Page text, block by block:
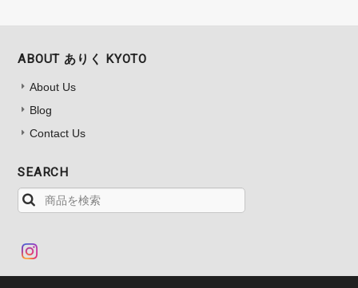
ABOUT ありく KYOTO
About Us
Blog
Contact Us
SEARCH